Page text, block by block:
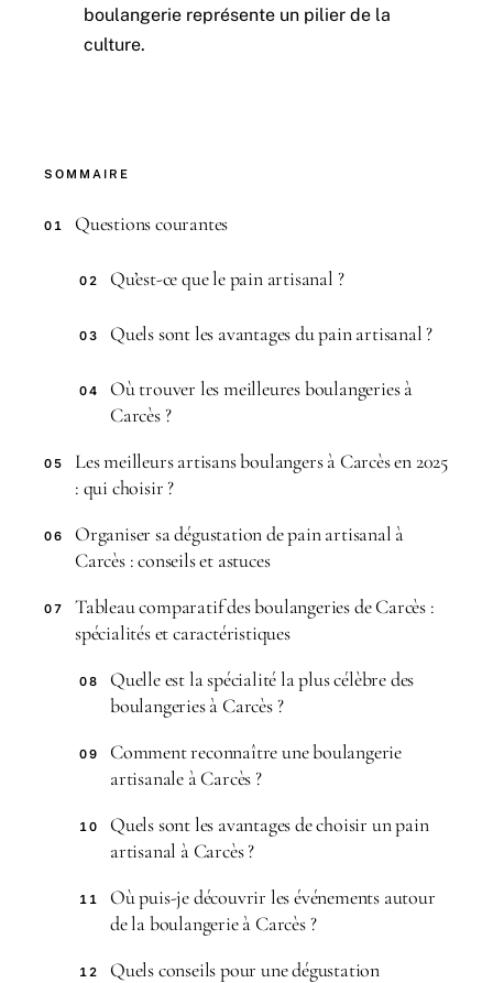
boulangerie représente un pilier de la
culture.
SOMMAIRE
01 Questions courantes
02 Qu’est-ce que le pain artisanal ?
03 Quels sont les avantages du pain artisanal ?
04
Où trouver les meilleures boulangeries à
Carcès ?
05
Les meilleurs artisans boulangers à Carcès en 2025
: qui choisir ?
06
Organiser sa dégustation de pain artisanal à
Carcès : conseils et astuces
07
Tableau comparatif des boulangeries de Carcès :
spécialités et caractéristiques
08
Quelle est la spécialité la plus célèbre des
boulangeries à Carcès ?
09
Comment reconnaître une boulangerie
artisanale à Carcès ?
10
Quels sont les avantages de choisir un pain
artisanal à Carcès ?
11
Où puis-je découvrir les événements autour
de la boulangerie à Carcès ?
12
Quels conseils pour une dégustation